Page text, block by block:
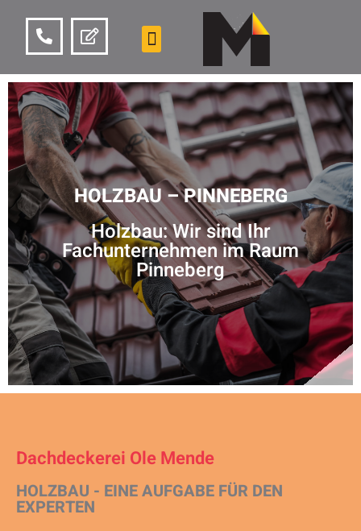
HOLZBAU – PINNEBERG
Holzbau: Wir sind Ihr
Fachunternehmen im Raum
Pinneberg
Dachdeckerei Ole Mende
HOLZBAU - EINE AUFGABE FÜR DEN
EXPERTEN